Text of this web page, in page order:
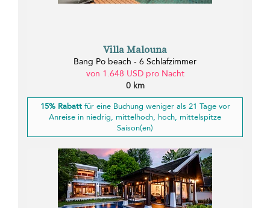
Villa Malouna
Bang Po beach - 6 Schlafzimmer
von 1.648 USD pro Nacht
0 km
15% Rabattfür eine Buchung weniger als 21 Tage vor
Anreise in niedrig, mittelhoch, hoch, mittelspitze
Saison(en)